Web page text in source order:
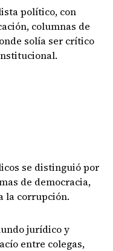
político, con
columnas de
solía ser crítico
se distinguió por
de democracia,
la corrupción.
jurídico y
entre colegas,